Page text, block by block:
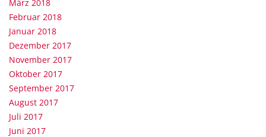
März 2018
Februar 2018
Januar 2018
Dezember 2017
November 2017
Oktober 2017
September 2017
August 2017
Juli 2017
Juni 2017